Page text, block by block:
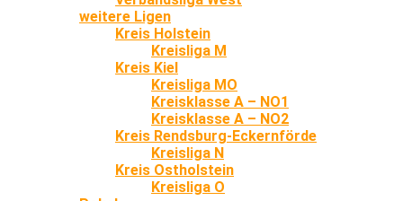
weitere Ligen
Kreis Holstein
Kreisliga M
Kreis Kiel
Kreisliga MO
Kreisklasse A – NO1
Kreisklasse A – NO2
Kreis Rendsburg-Eckernförde
Kreisliga N
Kreis Ostholstein
Kreisliga O